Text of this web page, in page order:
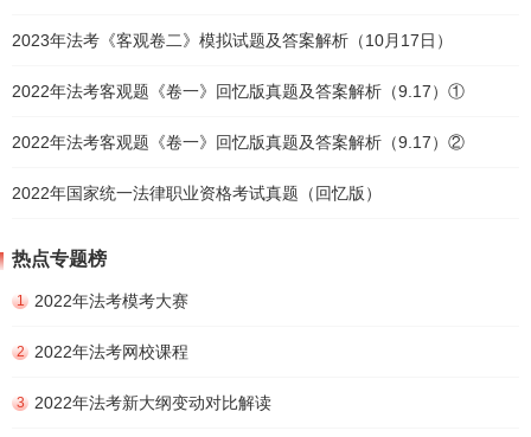
2023年法考《客观卷二》模拟试题及答案解析（10月17日）
2022年法考客观题《卷一》回忆版真题及答案解析（9.17）①
2022年法考客观题《卷一》回忆版真题及答案解析（9.17）②
2022年国家统一法律职业资格考试真题（回忆版）
热点专题榜
1 2022年法考模考大赛
2 2022年法考网校课程
3 2022年法考新大纲变动对比解读